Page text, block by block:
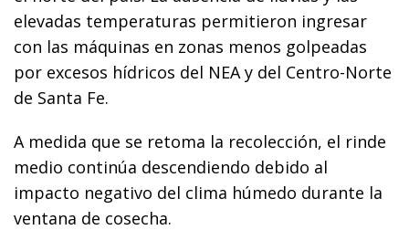
elevadas temperaturas permitieron ingresar
con las máquinas en zonas menos golpeadas
por excesos hídricos del NEA y del Centro-Norte
de Santa Fe.
A medida que se retoma la recolección, el rinde
medio continúa descendiendo debido al
impacto negativo del clima húmedo durante la
ventana de cosecha.